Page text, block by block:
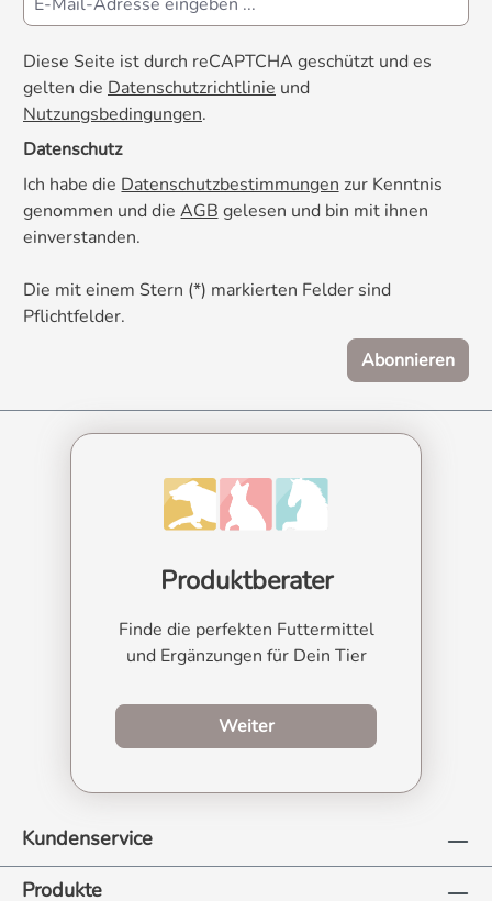
Diese Seite ist durch reCAPTCHA geschützt und es
gelten die Datenschutzrichtlinie und
Nutzungsbedingungen.
Datenschutz
Ich habe die Datenschutzbestimmungen zur Kenntnis
genommen und die AGB gelesen und bin mit ihnen
einverstanden.
Die mit einem Stern (*) markierten Felder sind
Pflichtfelder.
Abonnieren
Produktberater
Finde die perfekten Futtermittel
und Ergänzungen für Dein Tier
Weiterzum Produktberater
Kundenservice
Produkte